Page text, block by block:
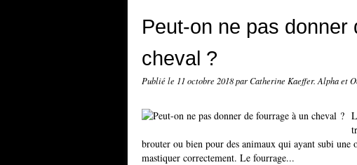
Peut-on ne pas donner
cheval ?
Publié le 11 octobre 2018par Catherine Kaeffer. Alpha et
brouter ou bien pour des animaux qui ayant subi une
mastiquer correctement. Le fourrage...